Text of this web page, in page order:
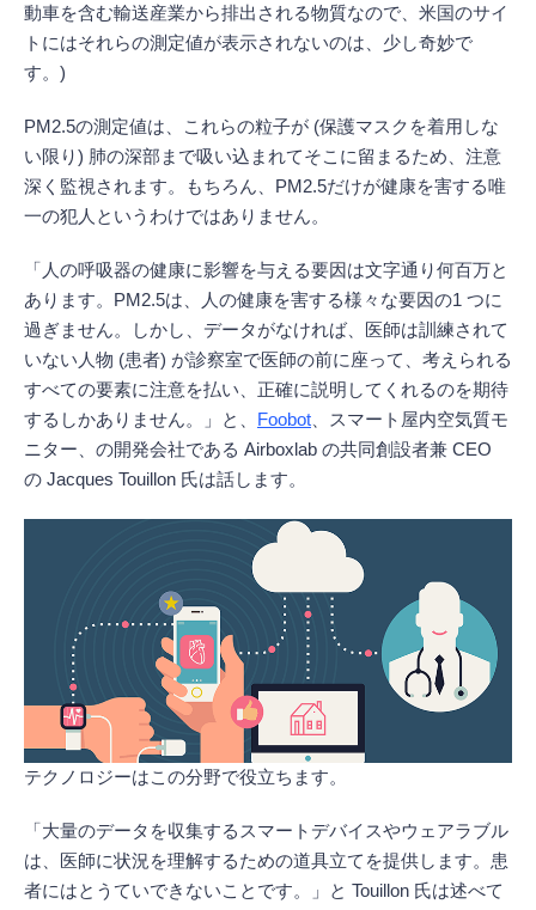
動車を含む輸送産業から排出される物質なので、米国のサイ
トにはそれらの測定値が表示されないのは、少し奇妙で
す。)
PM2.5の測定値は、これらの粒子が (保護マスクを着用しな
い限り) 肺の深部まで吸い込まれてそこに留まるため、注意
深く監視されます。もちろん、PM2.5だけが健康を害する唯
一の犯人というわけではありません。
「人の呼吸器の健康に影響を与える要因は文字通り何百万と
あります。PM2.5は、人の健康を害する様々な要因の1 つに
過ぎません。しかし、データがなければ、医師は訓練されて
いない人物 (患者) が診察室で医師の前に座って、考えられる
すべての要素に注意を払い、正確に説明してくれるのを期待
するしかありません。」と、
Foobot 、スマート屋内空気質モ
ニター、の開発会社である Airboxlab の共同創設者兼 CEO
の Jacques Touillon 氏は話します。
テクノロジーはこの分野で役立ちます。
「大量のデータを収集するスマートデバイスやウェアラブル
は、医師に状況を理解するための道具立てを提供します。患
者にはとうていできないことです。」と Touillon 氏は述べて